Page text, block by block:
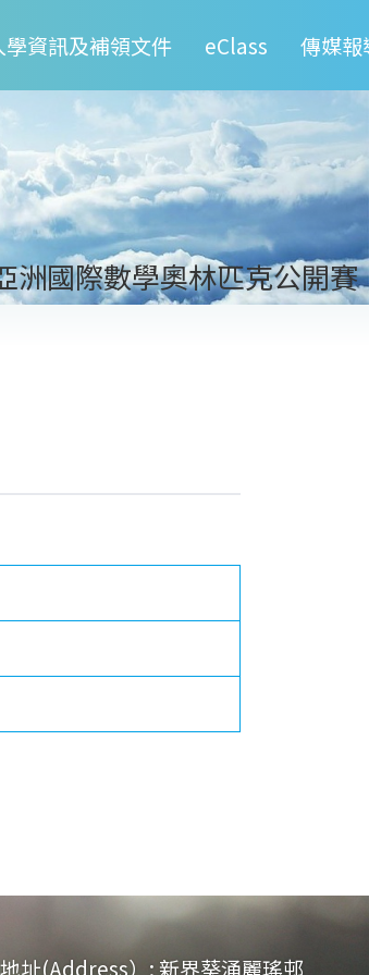
學資訊及補領文件 eClass 傳媒報
洲國際數學奧林匹克公開賽
地址(Address）: 新界葵涌麗瑤邨